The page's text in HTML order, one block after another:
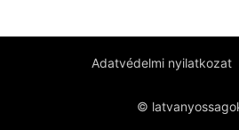
Adatvédelmi nyilatkozat
©